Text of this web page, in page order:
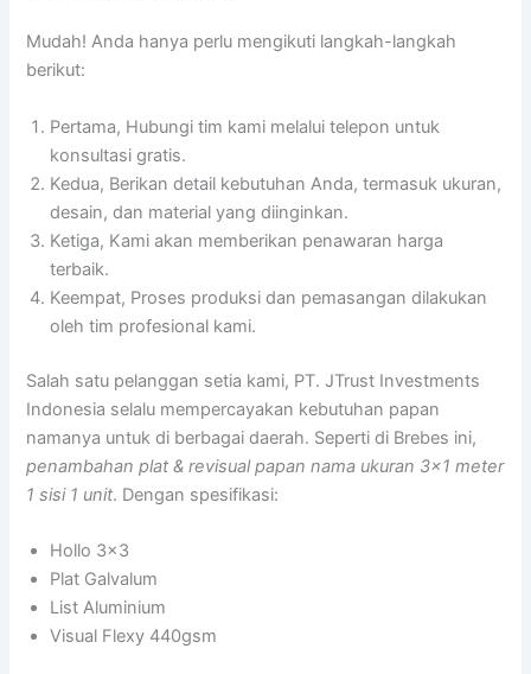
Mudah! Anda hanya perlu mengikuti langkah-langkah
berikut:
Pertama, Hubungi tim kami melalui telepon untuk
konsultasi gratis.
Kedua, Berikan detail kebutuhan Anda, termasuk ukuran,
desain, dan material yang diinginkan.
Ketiga, Kami akan memberikan penawaran harga
terbaik.
Keempat, Proses produksi dan pemasangan dilakukan
oleh tim profesional kami.
Salah satu pelanggan setia kami, PT. JTrust Investments
Indonesia selalu mempercayakan kebutuhan papan
namanya untuk di berbagai daerah. Seperti di Brebes ini,
penambahan plat & revisual papan nama ukuran 3×1 meter
1 sisi 1 unit. Dengan spesifikasi:
Hollo 3×3
Plat Galvalum
List Aluminium
Visual Flexy 440gsm